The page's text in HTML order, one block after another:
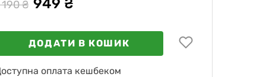
190 ₴ 949 ₴
ДОДАТИ В КОШИК
оплата кешбеком